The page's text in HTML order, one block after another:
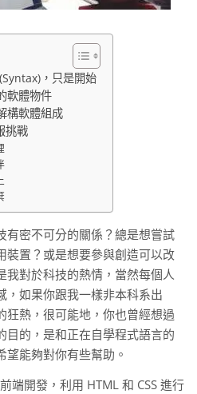
，只是開始
軟體物件
構軟體組成
挑戰
有密不可分的關係？總是想嘗試
裝置？或是想要參與創造可以改
我對於科技的熱情，當然每個人
，如果你跟我一樣非本科系出
狂熱，很可能地，你也曾經想過
目的，是和正在自學程式語言的
能夠對你有些幫助。
端開發，利用 HTML 和 CSS 進行